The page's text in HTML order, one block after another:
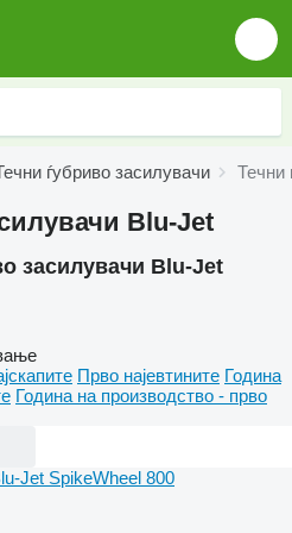
ѓубриво засилувачи Течни
Blu-Jet
засилувачи Blu-Jet
Прво најевтините Година
Година на производство - прво